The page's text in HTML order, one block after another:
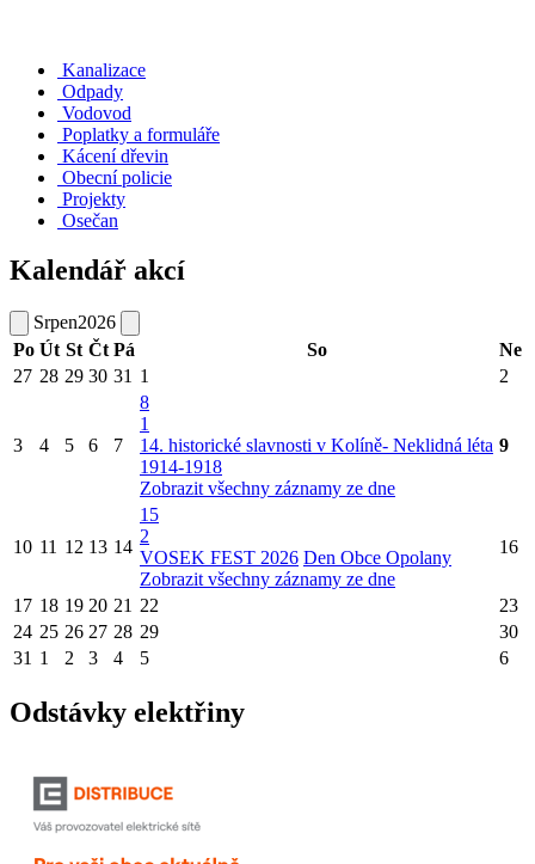
Kanalizace
Odpady
Vodovod
Poplatky a formuláře
Kácení dřevin
Obecní policie
Projekty
Osečan
Kalendář akcí
Srpen2026
Po Út St Čt Pá So
Ne
27 28 29 30 31 1 2
3 4 5 6 7
8
1
14. historické slavnosti v Kolíně- Neklidná léta
1914-1918
Zobrazit všechny záznamy ze dne
9
10 11 12 13 14
15
2
VOSEK FEST 2026 Den Obce Opolany
Zobrazit všechny záznamy ze dne
16
17 18 19 20 21 22
23
24 25 26 27 28 29
30
31 1 2 3 4 5 6
Odstávky elektřiny